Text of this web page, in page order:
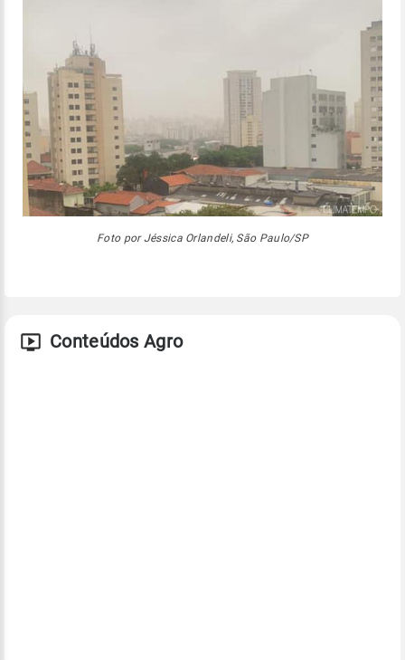
Foto por Jéssica Orlandeli, São Paulo/SP
Conteúdos Agro